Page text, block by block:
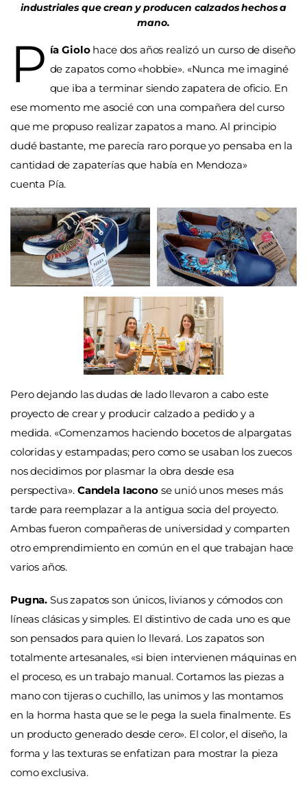
industriales que crean y producen calzados hechos a
mano.
P ía Giolohace dos años realizó un curso de diseño
de zapatos como «hobbie». «Nunca me imaginé
que iba a terminar siendo zapatera de oficio. En
ese momento me asocié con una compañera del curso
que me propuso realizar zapatos a mano. Al principio
dudé bastante, me parecía raro porque yo pensaba en la
cantidad de zapaterías que había en Mendoza»
cuenta Pía.
Pero dejando las dudas de lado llevaron a cabo este
proyecto de crear y producir calzado a pedido y a
medida. «Comenzamos haciendo bocetos de alpargatas
coloridas y estampadas; pero como se usaban los zuecos
nos decidimos por plasmar la obra desde esa
perspectiva». Candela Iaconose unió unos meses más
tarde para reemplazar a la antigua socia del proyecto.
Ambas fueron compañeras de universidad y comparten
otro emprendimiento en común en el que trabajan hace
varios años.
Pugna. Sus zapatos son únicos, livianos y cómodos con
líneas clásicas y simples. El distintivo de cada uno es que
son pensados para quien lo llevará. Los zapatos son
totalmente artesanales, «si bien intervienen máquinas en
el proceso, es un trabajo manual. Cortamos las piezas a
mano con tijeras o cuchillo, las unimos y las montamos
en la horma hasta que se le pega la suela finalmente. Es
un producto generado desde cero». El color, el diseño, la
forma y las texturas se enfatizan para mostrar la pieza
como exclusiva.